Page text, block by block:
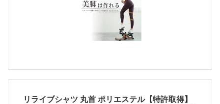
リライブシャツ 丸首 ポリエステル【特許取得】